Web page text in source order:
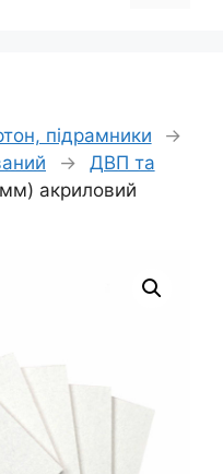
підрамники
→
→
ДВП та
акриловий